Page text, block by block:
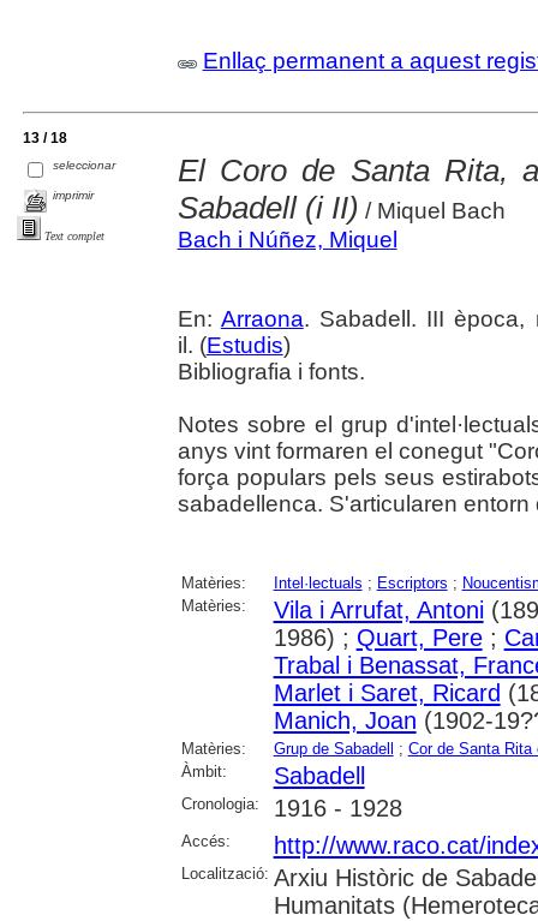
Enllaç permanent a aquest
13 / 18
seleccionar
imprimir
Text complet
El Coro de Santa Rita,
Sabadell (i II) / Miquel Bach
Bach i Núñez, Miquel
En: Arraona. Sabadell. III època,
il. (Estudis)
Bibliografia i fonts.
Notes sobre el grup
anys vint formaren el conegut
força populars pels seus
sabadellenca. S'articularen entorn
Matèries: Intel·lectuals ; Escriptors ;
Matèries:
Vila i Arrufat, Antoni
1986) ; Quart, Pere;
Trabal i Benassat,
Marlet i Saret, Ricard
Manich, Joan (1902-
Matèries: Grup de Sabadell ; Cor de Santa Rita
Àmbit:
Sabadell
Cronologia: 1916 - 1928
Accés: http://www.raco.cat/
Localització: Arxiu Històric de
Humanitats